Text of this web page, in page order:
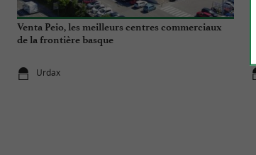
Venta Peio, les meilleurs centres commerciaux
de la frontière basque
Urdax